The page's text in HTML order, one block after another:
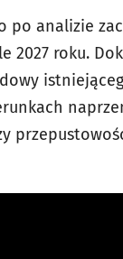
po analizie
2027 roku.